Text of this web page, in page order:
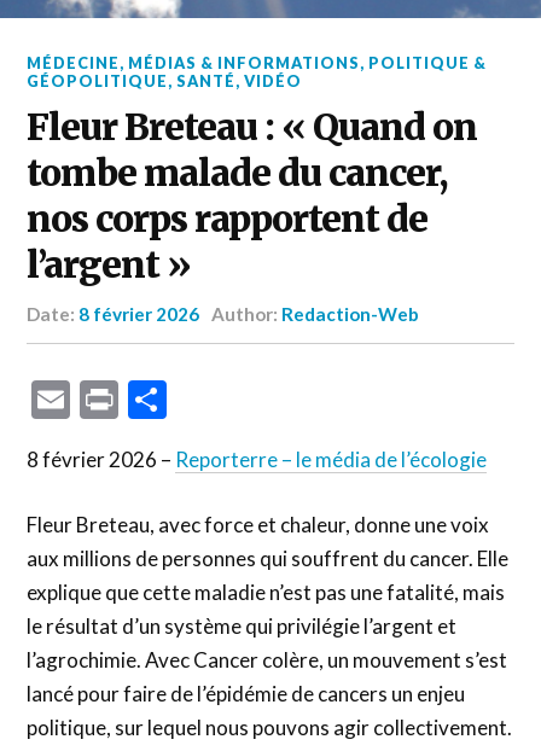
MÉDECINE, MÉDIAS & INFORMATIONS, POLITIQUE &
GÉOPOLITIQUE,SANTÉ,VIDÉO
Fleur Breteau : « Quand on
tombe malade du cancer,
nos corps rapportent de
l’argent »
Date: 8 février 2026 Author: Redaction-Web
Email
Print
8 février 2026 – Reporterre – le média de l’écologie
Fleur Breteau, avec force et chaleur, donne une voix
aux millions de personnes qui souffrent du cancer. Elle
explique que cette maladie n’est pas une fatalité, mais
le résultat d’un système qui privilégie l’argent et
l’agrochimie. Avec Cancer colère, un mouvement s’est
lancé pour faire de l’épidémie de cancers un enjeu
politique, sur lequel nous pouvons agir collectivement.